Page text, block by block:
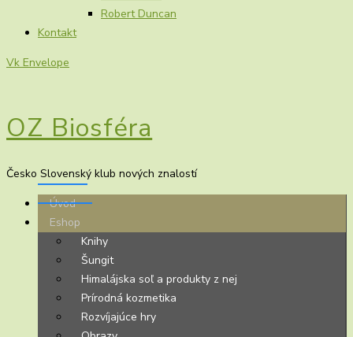
Robert Duncan
Kontakt
Vk Envelope
OZ Biosféra
Česko Slovenský klub nových znalostí
Úvod
Eshop
Knihy
Šungit
Himalájska soľ a produkty z nej
Prírodná kozmetika
Rozvíjajúce hry